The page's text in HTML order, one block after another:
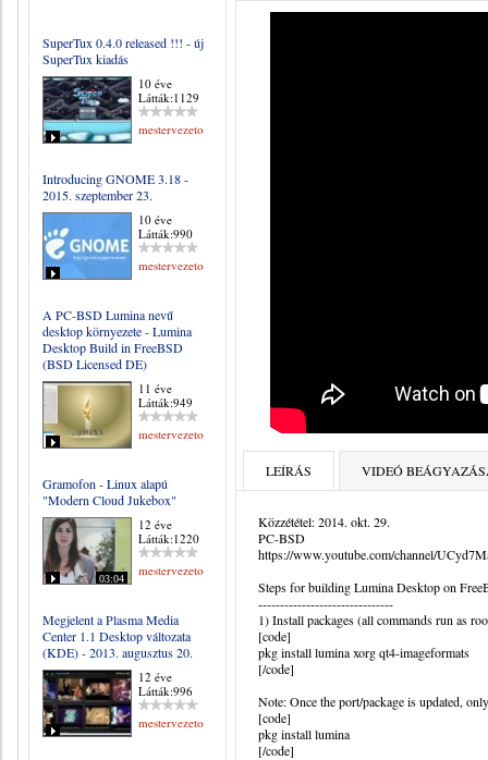
SuperTux 0.4.0 released !!! - új
SuperTux kiadás
10 éve
Látták:1129
mestervezeto
Introducing GNOME 3.18 -
2015. szeptember 23.
10 éve
Látták:990
mestervezeto
A PC-BSD Lumina nevű
desktop környezete - Lumina
Desktop Build in FreeBSD
(BSD Licensed DE)
11 éve
Látták:949
mestervezeto
Gramofon - Linux alapú
"Modern Cloud Jukebox"
03:04
12 éve
Látták:1220
mestervezeto
Megjelent a Plasma Media
Center 1.1 Desktop változata
(KDE) - 2013. augusztus 20.
12 éve
Látták:996
mestervezeto
LEÍRÁS VIDEÓ
Közzététel: 2014. okt. 29.
PC-BSD
https://www.youtube.com/channel/
Steps for building Lumina Desktop on
-------------------------------
1) Install packages (all commands run as
[code]
pkg install lumina xorg qt4-imageformats
[/code]
Note: Once the port/package is updated,
[code]
pkg install lumina
[/code]